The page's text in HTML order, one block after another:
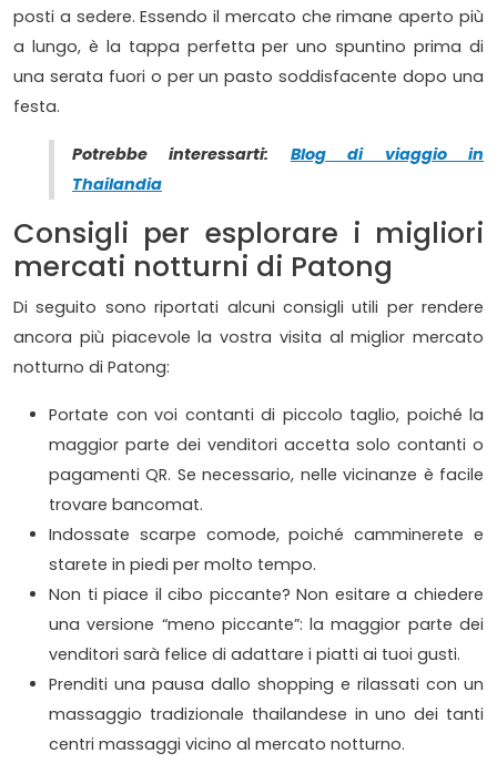
posti a sedere. Essendo il mercato che rimane aperto più
a lungo, è la tappa perfetta per uno spuntino prima di
una serata fuori o per un pasto soddisfacente dopo una
festa.
Potrebbe interessarti: Blog di viaggio in
Thailandia
Consigli per esplorare i migliori
mercati notturni di Patong
Di seguito sono riportati alcuni consigli utili per rendere
ancora più piacevole la vostra visita al miglior mercato
notturno di Patong:
Portate con voi contanti di piccolo taglio, poiché la
maggior parte dei venditori accetta solo contanti o
pagamenti QR. Se necessario, nelle vicinanze è facile
trovare bancomat.
Indossate scarpe comode, poiché camminerete e
starete in piedi per molto tempo.
Non ti piace il cibo piccante? Non esitare a chiedere
una versione “meno piccante”: la maggior parte dei
venditori sarà felice di adattare i piatti ai tuoi gusti.
Prenditi una pausa dallo shopping e rilassati con un
massaggio tradizionale thailandese in uno dei tanti
centri massaggi vicino al mercato notturno.